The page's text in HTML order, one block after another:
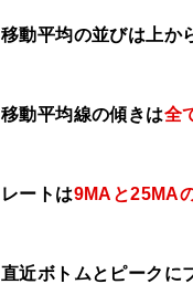
移動平均の並びは上か
移動平均線の傾きは全
レートは9MAと25MA
直近ボトムとピークに